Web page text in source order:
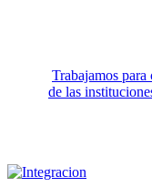
Trabajamos
de las